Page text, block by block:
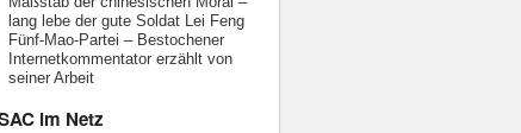
lang lebe der gute Soldat Lei Feng
Fünf-Mao-Partei – Bestochener
Internetkommentator erzählt von
seiner Arbeit
im Netz